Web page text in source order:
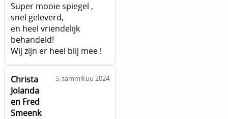
Super mooie spiegel ,
snel geleverd,
en heel vriendelijk
behandeld!
Wij zijn er heel blij mee !
Christa
Jolanda
en Fred
Smeenk
5. tammikuu 2024